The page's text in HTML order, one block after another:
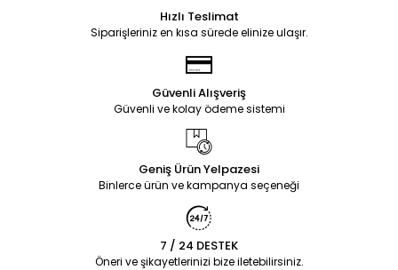
Hızlı Teslimat
Siparişleriniz en kısa sürede elinize ulaşır.
Güvenli Alışveriş
Güvenli ve kolay ödeme sistemi
Geniş Ürün Yelpazesi
Binlerce ürün ve kampanya seçeneği
7 / 24 DESTEK
Öneri ve şikayetlerinizi bize iletebilirsiniz.